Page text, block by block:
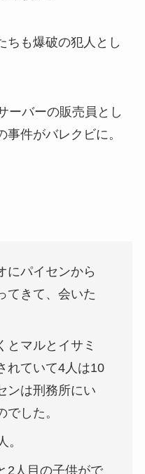
ちも爆破の犯人とし
ーバーの販売員とし
件がバレクビに。
にパイセンから
てきて、会いた
とマルとイサミ
れていて4人は10
ンは刑務所にい
した。
。
2人目の子供がで